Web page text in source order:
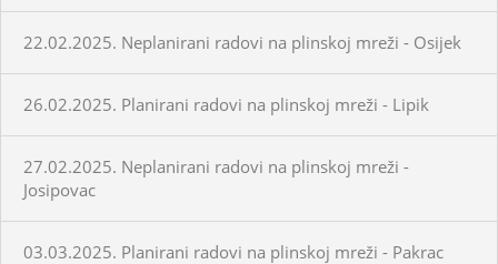
22.02.2025. Neplanirani radovi na plinskoj mreži - Osijek
26.02.2025. Planirani radovi na plinskoj mreži - Lipik
27.02.2025. Neplanirani radovi na plinskoj mreži -
Josipovac
03.03.2025. Planirani radovi na plinskoj mreži - Pakrac